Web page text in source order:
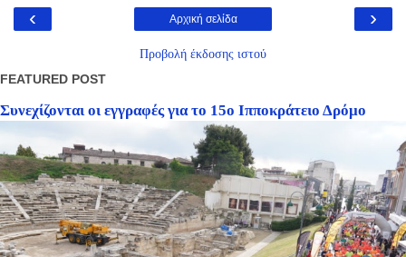
‹ ›
Αρχική σελίδα
Προβολή έκδοσης ιστού
FEATURED POST
Συνεχίζονται οι εγγραφές για το 15ο Ιπποκράτειο Δρόμο